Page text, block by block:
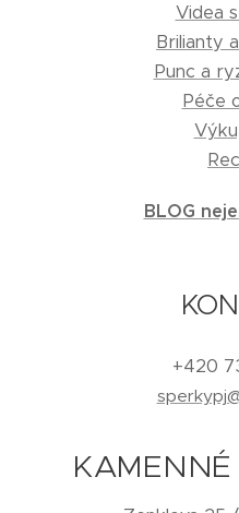
Videa
Brilianty
Punc a
Péče
BLOG
+420